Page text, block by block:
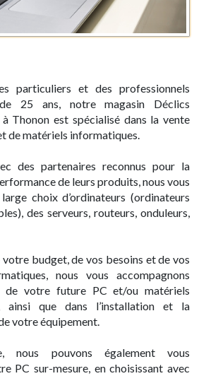
particuliers et des professionnels
25 ans, notre magasin Déclics
Thonon est spécialisé dans la vente
de matériels informatiques.
des partenaires reconnus pour la
de leurs produits, nous vous
choix d’ordinateurs (ordinateurs
des serveurs, routeurs, onduleurs,
budget, de vos besoins et de vos
nous vous accompagnons
de votre future PC et/ou matériels
ainsi que dans l’installation et la
votre équipement.
nous pouvons également vous
PC sur-mesure, en choisissant avec